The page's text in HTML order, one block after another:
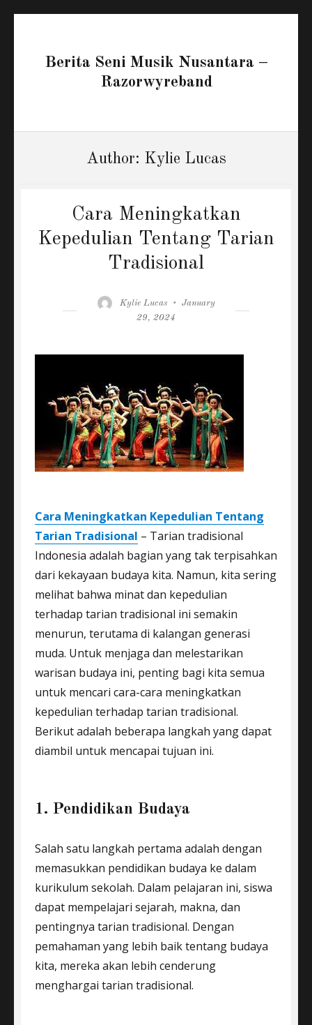
Berita Seni Musik Nusantara –
Razorwyreband
Author: Kylie Lucas
Cara Meningkatkan
Kepedulian Tentang Tarian
Tradisional
Author
Kylie Lucas
Posted
January
29, 2024
Cara Meningkatkan Kepedulian Tentang
Tarian Tradisional – Tarian tradisional
Indonesia adalah bagian yang tak terpisahkan
dari kekayaan budaya kita. Namun, kita sering
melihat bahwa minat dan kepedulian
terhadap tarian tradisional ini semakin
menurun, terutama di kalangan generasi
muda. Untuk menjaga dan melestarikan
warisan budaya ini, penting bagi kita semua
untuk mencari cara-cara meningkatkan
kepedulian terhadap tarian tradisional.
Berikut adalah beberapa langkah yang dapat
diambil untuk mencapai tujuan ini.
1. Pendidikan Budaya
Salah satu langkah pertama adalah dengan
memasukkan pendidikan budaya ke dalam
kurikulum sekolah. Dalam pelajaran ini, siswa
dapat mempelajari sejarah, makna, dan
pentingnya tarian tradisional. Dengan
pemahaman yang lebih baik tentang budaya
kita, mereka akan lebih cenderung
menghargai tarian tradisional.